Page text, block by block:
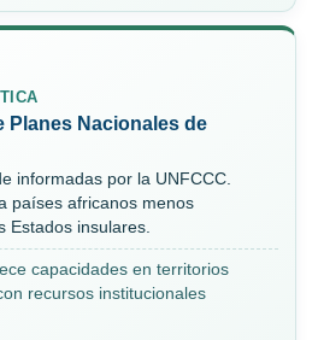
Planes Nacionales de
informadas por la UNFCCC.
países africanos menos
Estados insulares.
capacidades en territorios
recursos institucionales